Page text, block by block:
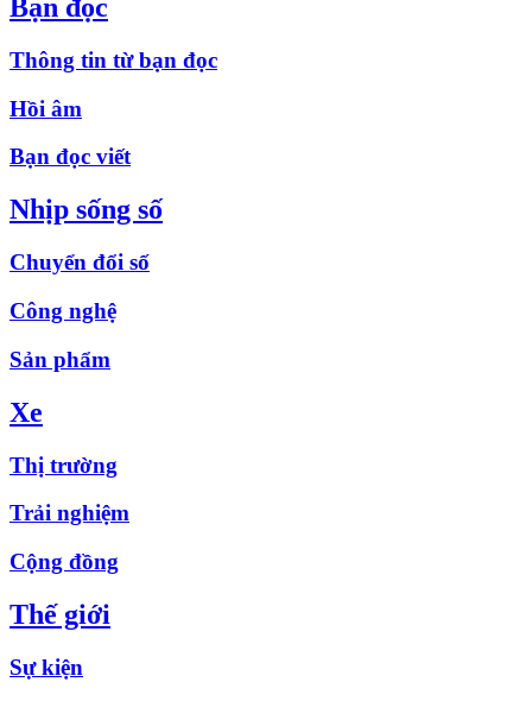
Bạn đọc
Thông tin từ bạn đọc
Hồi âm
Bạn đọc viết
Nhịp sống số
Chuyển đổi số
Công nghệ
Sản phẩm
Xe
Thị trường
Trải nghiệm
Cộng đồng
Thế giới
Sự kiện